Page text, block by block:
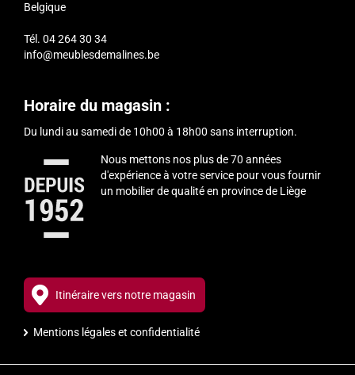
Belgique
Tél. 04 264 30 34
info@meublesdemalines.be
Horaire du magasin :
Du lundi au samedi de 10h00 à 18h00 sans interruption.
Nous mettons nos plus de 70 années
d'expérience à votre service pour vous fournir
un mobilier de qualité en province de Liège
Itinéraire vers notre magasin
Mentions légales et confidentialité